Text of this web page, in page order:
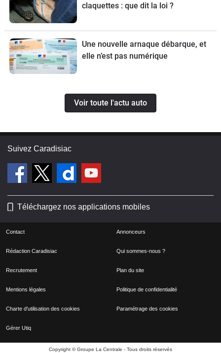
claquettes : que dit la loi ?
Une nouvelle arnaque débarque, et
elle n’est pas numérique
Voir toute l'actu auto
Suivez Caradisiac
Téléchargez nos applications mobiles
Contact Annonceurs
Rédaction Caradisiac Qui sommes-nous ?
Recrutement Plan du site
Mentions légales Politique de confidentialité
Charte d'utilisation des cookies Paramétrage des cookies
Gérer Utiq
Copyright © Groupe La Centrale - Tous droits réservés